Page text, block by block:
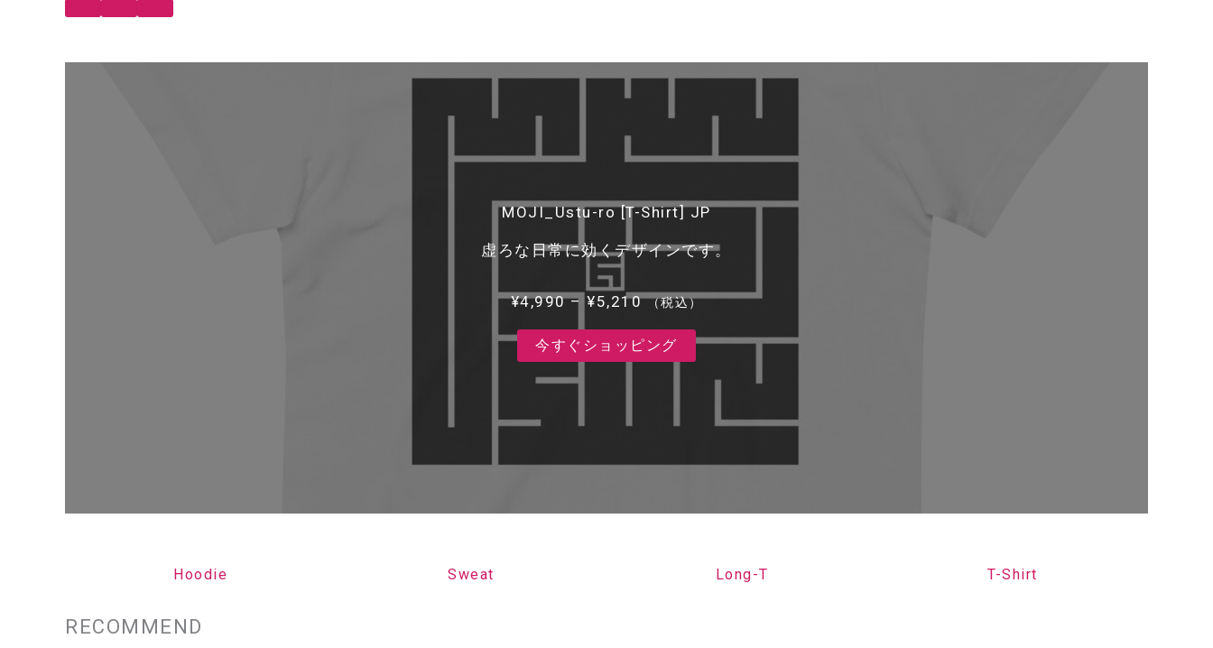
MOJI_Ustu-ro [T-Shirt] JP
虚ろな日常に効くデザインです。
¥4,990 – ¥5,210価
格
帯:
（税込）
今すぐショッピング
Hoodie Sweat Long-T T-Shirt
RECOMMEND